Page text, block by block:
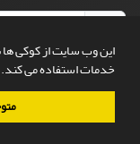
این وب سایت از کوکی ها
خدمات استفاده می کند.